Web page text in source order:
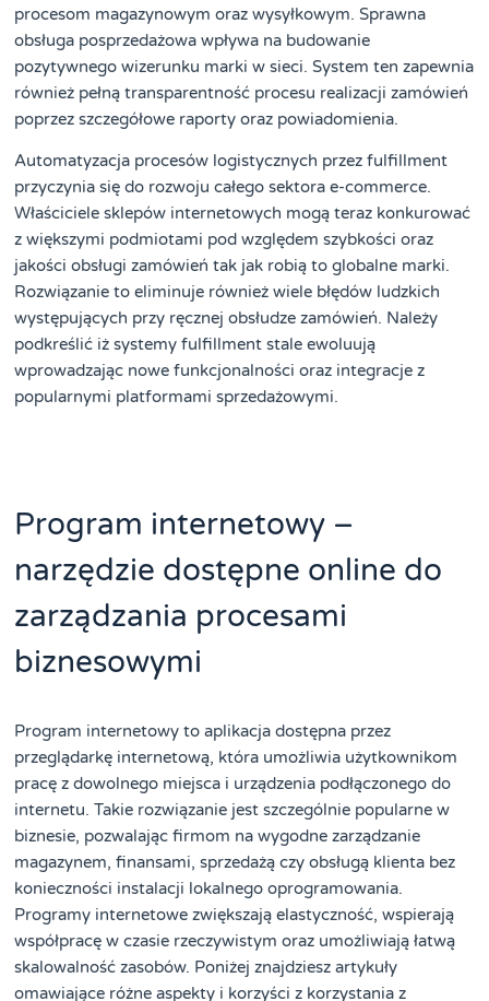
procesom magazynowym oraz wysyłkowym. Sprawna
obsługa posprzedażowa wpływa na budowanie
pozytywnego wizerunku marki w sieci. System ten zapewnia
również pełną transparentność procesu realizacji zamówień
poprzez szczegółowe raporty oraz powiadomienia.
Automatyzacja procesów logistycznych przez fulfillment
przyczynia się do rozwoju całego sektora e-commerce.
Właściciele sklepów internetowych mogą teraz konkurować
z większymi podmiotami pod względem szybkości oraz
jakości obsługi zamówień tak jak robią to globalne marki.
Rozwiązanie to eliminuje również wiele błędów ludzkich
występujących przy ręcznej obsłudze zamówień. Należy
podkreślić iż systemy fulfillment stale ewoluują
wprowadzając nowe funkcjonalności oraz integracje z
popularnymi platformami sprzedażowymi.
Program internetowy –
narzędzie dostępne online do
zarządzania procesami
biznesowymi
Program internetowy to aplikacja dostępna przez
przeglądarkę internetową, która umożliwia użytkownikom
pracę z dowolnego miejsca i urządzenia podłączonego do
internetu. Takie rozwiązanie jest szczególnie popularne w
biznesie, pozwalając firmom na wygodne zarządzanie
magazynem, finansami, sprzedażą czy obsługą klienta bez
konieczności instalacji lokalnego oprogramowania.
Programy internetowe zwiększają elastyczność, wspierają
współpracę w czasie rzeczywistym oraz umożliwiają łatwą
skalowalność zasobów. Poniżej znajdziesz artykuły
omawiające różne aspekty i korzyści z korzystania z